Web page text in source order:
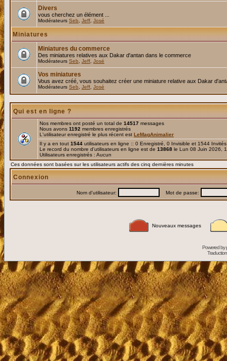
Divers
vous cherchez un élément ...
Modérateurs Seb Jeff José
Miniatures
Miniatures du commerce
Des miniatures relatives aux Dakar d'antan dans le commerce
Modérateurs Seb Jeff José
Vos miniatures
Vous avez créé, vous souhaitez créer une miniature relative aux Dakar
Modérateurs Seb Jeff José
Qui est en ligne ?
Nos membres ont posté un total de 14517 messages
Nous avons 1192 membres enregistrés
L'utilisateur enregistré le plus récent est LeMagAnimalier
Il y a en tout 1544 utilisateurs en ligne :: 0 Enregistré, 0 Invisible et 1544
Le record du nombre d'utilisateurs en ligne est de 13868 le Lun 08 Juin 2026,
Utilisateurs enregistrés : Aucun
Ces données sont basées sur les utilisateurs actifs des cinq dernières minutes
Connexion
Nom d'utilisateur: Mot de passe:
Nouveaux messages
Powered by